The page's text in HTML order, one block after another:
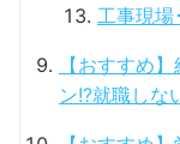
工事現場
【おすすめ
ン!?就職しな